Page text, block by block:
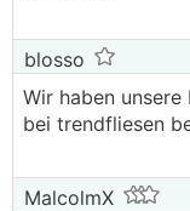
blosso
Wir haben
bei trendfliesen
MalcolmX